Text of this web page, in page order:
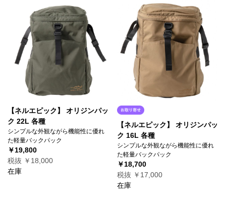
【ネルエピック】 オリジンパッ
ク 22L 各種
シンプルな外観ながら機能性に優れ
た軽量バックパック
￥19,800
税抜 ￥18,000
在庫
【ネルエピック】 オリジンパッ
ク 16L 各種
シンプルな外観ながら機能性に優れ
た軽量バックパック
￥18,700
税抜 ￥17,000
在庫